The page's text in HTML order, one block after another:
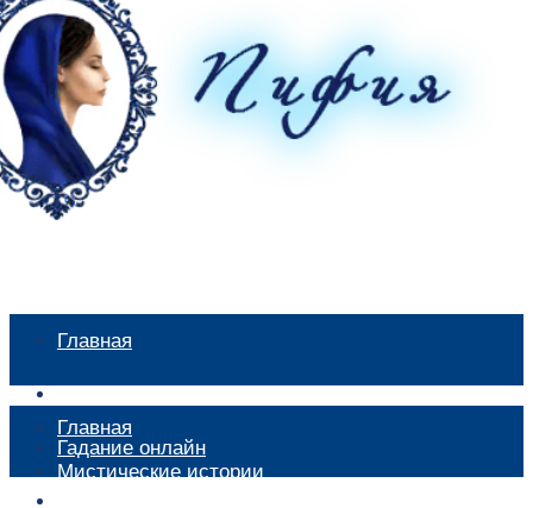
Главная
Гадание онлайн
Главная
Мистические истории